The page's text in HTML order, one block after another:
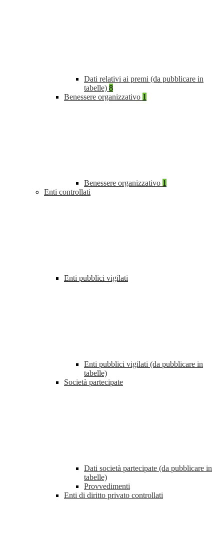
Dati relativi ai premi (da pubblicare in
tabelle) 8
Benessere organizzativo 1
Benessere organizzativo 1
Enti controllati
Enti pubblici vigilati
Enti pubblici vigilati (da pubblicare in
tabelle)
Società partecipate
Dati società partecipate (da pubblicare in
tabelle)
Provvedimenti
Enti di diritto privato controllati